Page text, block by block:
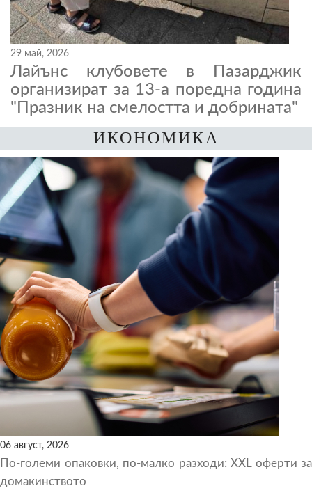
29 май, 2026
Лайънс клубовете в Пазарджик
организират за 13-а поредна година
"Празник на смелостта и добрината"
ИКОНОМИКА
06 август, 2026
По-големи опаковки, по-малко разходи: XXL оферти за
домакинството